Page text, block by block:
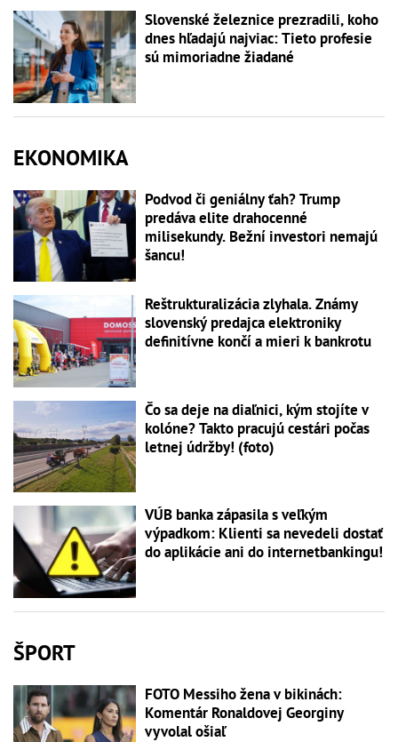
Slovenské železnice prezradili, koho
dnes hľadajú najviac: Tieto profesie
sú mimoriadne žiadané
EKONOMIKA
Podvod či geniálny ťah? Trump
predáva elite drahocenné
milisekundy. Bežní investori nemajú
šancu!
Reštrukturalizácia zlyhala. Známy
slovenský predajca elektroniky
definitívne končí a mieri k bankrotu
Čo sa deje na diaľnici, kým stojíte v
kolóne? Takto pracujú cestári počas
letnej údržby! (foto)
VÚB banka zápasila s veľkým
výpadkom: Klienti sa nevedeli dostať
do aplikácie ani do internetbankingu!
ŠPORT
FOTO Messiho žena v bikinách:
Komentár Ronaldovej Georginy
vyvolal ošiaľ